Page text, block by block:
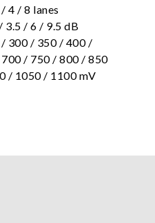
4 / 8 lanes
3.5 / 6 / 9.5 dB
/ 300 / 350 / 400 /
/ 750 / 800 / 850
/ 1050 / 1100 mV